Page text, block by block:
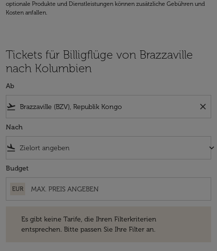
optionale Produkte und Dienstleistungen können zusätzliche Gebühren und
Kosten anfallen.
Tickets für Billigflüge von Brazzaville
nach Kolumbien
Ab
flight_takeoff close
Nach
flight_land keyboard_arrow_down
Budget
EUR
Es gibt keine Tarife, die Ihren Filterkriterien
entsprechen. Bitte passen Sie Ihre Filter an.